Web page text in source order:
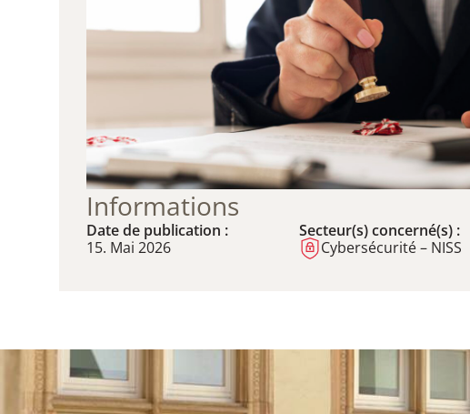
Informations
Date de publication :
15. Mai 2026
Secteur(s) concerné(s) :
Cybersécurité – NISS